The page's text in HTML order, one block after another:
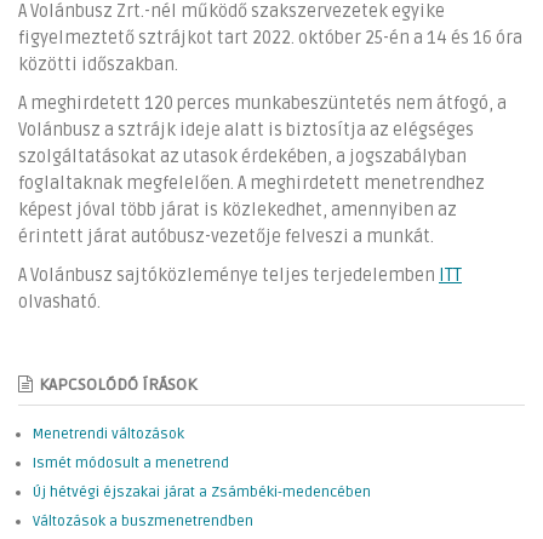
A Volánbusz Zrt.-nél működő szakszervezetek egyike
figyelmeztető sztrájkot tart 2022. október 25-én a 14 és 16 óra
közötti időszakban.
A meghirdetett 120 perces munkabeszüntetés nem átfogó, a
Volánbusz a sztrájk ideje alatt is biztosítja az elégséges
szolgáltatásokat az utasok érdekében, a jogszabályban
foglaltaknak megfelelően. A meghirdetett menetrendhez
képest jóval több járat is közlekedhet, amennyiben az
érintett járat autóbusz-vezetője felveszi a munkát.
A Volánbusz sajtóközleménye teljes terjedelemben ITT
olvasható.
KAPCSOLÓDÓ ÍRÁSOK
Menetrendi változások
Ismét módosult a menetrend
Új hétvégi éjszakai járat a Zsámbéki-medencében
Változások a buszmenetrendben